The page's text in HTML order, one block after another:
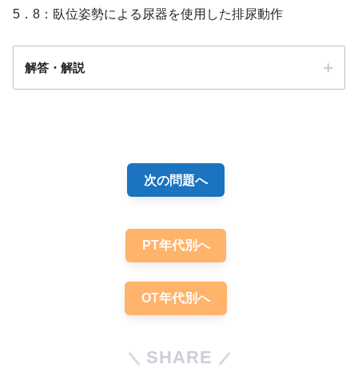
5．8：臥位姿勢による尿器を使用した排尿動作
解答・解説
次の問題へ
PT年代別へ
OT年代別へ
SHARE